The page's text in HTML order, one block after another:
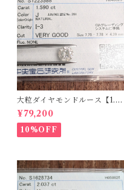
大粒ダイヤモンドルース【1.5
90ct】PRO207355
¥79,200
10%OFF